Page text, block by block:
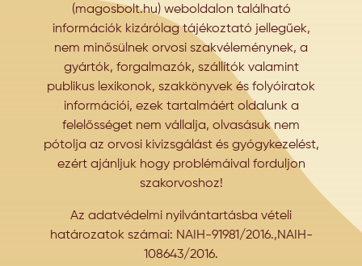
(magosbolt.hu) weboldalon található
információk kizárólag tájékoztató jellegűek,
nem minősülnek orvosi szakvéleménynek, a
gyártók, forgalmazók, szállítók valamint
publikus lexikonok, szakkönyvek és folyóiratok
információi, ezek tartalmáért oldalunk a
felelősséget nem vállalja, olvasásuk nem
pótolja az orvosi kivizsgálást és gyógykezelést,
ezért ajánljuk hogy problémáival forduljon
szakorvoshoz!
Az adatvédelmi nyilvántartásba vételi
határozatok számai: NAIH-91981/2016.,NAIH-
108643/2016.